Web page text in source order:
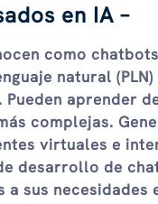
​​en IA –
como
natural
aprender
complejas.
virtuales e
desarrollo de
a sus necesidades